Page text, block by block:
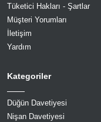
Tüketici Hakları - Şartlar
Müşteri Yorumları
İletişim
Yardım
Kategoriler
Düğün Davetiyesi
Nişan Davetiyesi